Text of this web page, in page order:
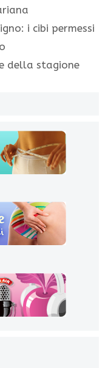
i cibi permessi
della stagione